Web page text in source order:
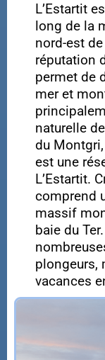
L’Estartit
long de la
nord-est
réputation
permet de
mer et
naturelle
du
est une
L’Estartit.
comprend
massif
baie du
plongeurs,
vacances